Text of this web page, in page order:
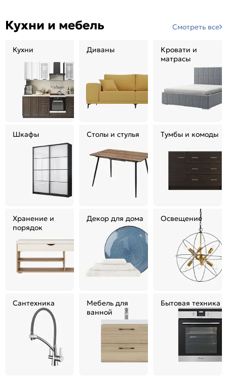
Кухни и мебель Смотреть все
Кухни Диваны
Кровати и
матрасы
Шкафы Столы и стулья Тумбы и комоды
Хранение и
порядок
Декор для дома Освещение
Сантехника
Мебель для
ванной
Бытовая техника